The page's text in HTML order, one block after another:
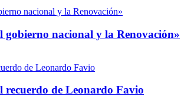
gobierno nacional y la Renovación»
recuerdo de Leonardo Favio